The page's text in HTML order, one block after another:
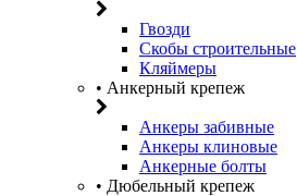
Гвозди
Скобы строительные
Кляймеры
• Анкерный крепеж
Анкеры забивные
Анкеры клиновые
Анкерные болты
• Дюбельный крепеж